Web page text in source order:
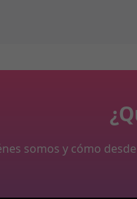
somos y cómo